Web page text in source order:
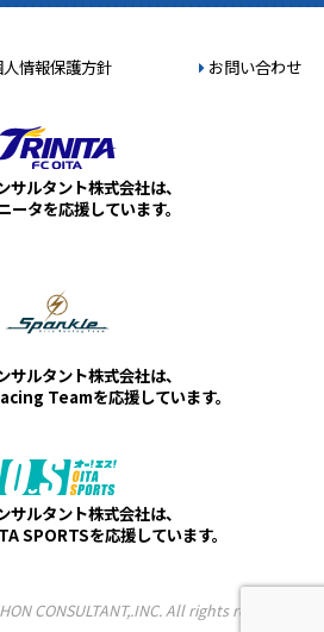
情報保護方針 お問い合わせ
サルタント株式会社は、
ータを応援しています。
サルタント株式会社は、
Teamを応援しています。
サルタント株式会社は、
SPORTSを応援しています。
CONSULTANT,.INC. All rights reserved.